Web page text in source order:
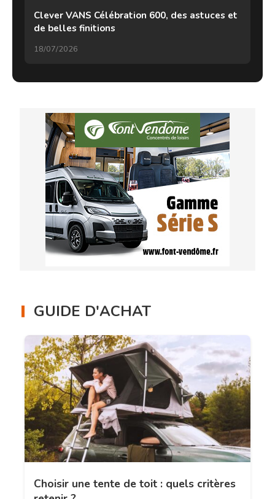
Clever VANS Célébration 600, des astuces et
de belles finitions
18/07/2026
GUIDE D'ACHAT
Choisir une tente de toit : quels critères